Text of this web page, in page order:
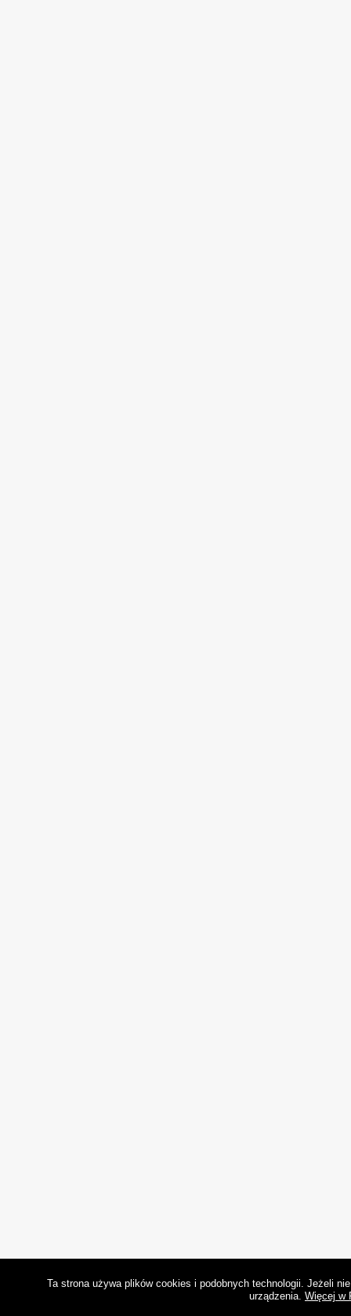
Ta strona używa plików cookies i podobnych technologii. Jeżeli
urządzenia. Więcej w